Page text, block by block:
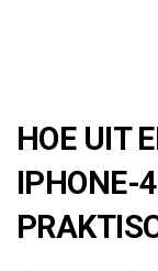
HOE UIT
IPHONE-